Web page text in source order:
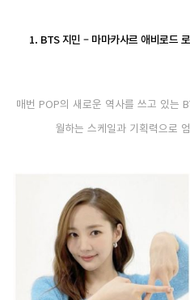
1. BTS 지민 – 마마카사르 애비로드
매번 POP의 새로운 역사를 쓰고 있는
월하는 스케일과 기획력으로